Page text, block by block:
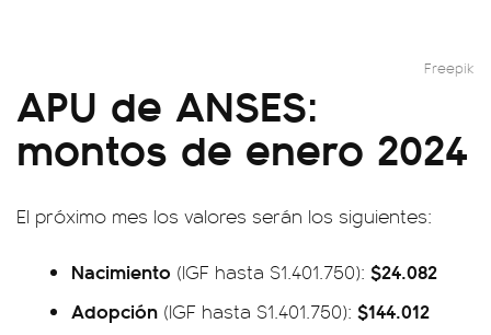
Freepik
APU de ANSES:
montos de enero 2024
El próximo mes los valores serán los siguientes:
Nacimiento (IGF hasta $1.401.750): $24.082
Adopción (IGF hasta $1.401.750): $144.012